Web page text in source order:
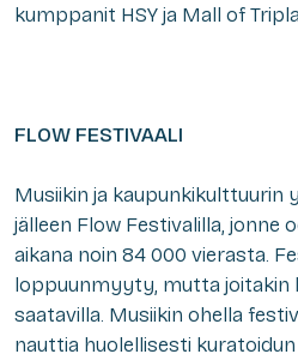
kumppanit HSY ja Mall of
FLOW FESTIVAALI
Musiikin ja
jälleen Flow Festivalilla, jonne
aikana noin 84 000 vierasta.
loppuunmyyty, mutta joitakin
saatavilla. Musiikin ohella
nauttia huolellisesti